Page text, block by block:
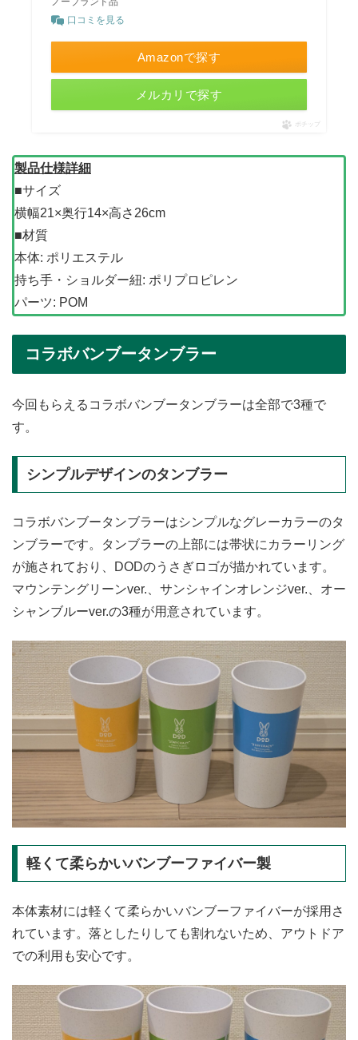
口コミを見る
Amazonで探す
メルカリで探す
ポチップ
製品仕様詳細
■サイズ
横幅21×奥行14×高さ26cm
■材質
本体: ポリエステル
持ち手・ショルダー紐: ポリプロピレン
パーツ: POM
コラボバンブータンブラー
今回もらえるコラボバンブータンブラーは全部で3種で
す。
シンプルデザインのタンブラー
コラボバンブータンブラーはシンプルなグレーカラーのタ
ンブラーです。タンブラーの上部には帯状にカラーリング
が施されており、DODのうさぎロゴが描かれています。
マウンテングリーンver.、サンシャインオレンジver.、オー
シャンブルーver.の3種が用意されています。
軽くて柔らかいバンブーファイバー製
本体素材には軽くて柔らかいバンブーファイバーが採用さ
れています。落としたりしても割れないため、アウトドア
での利用も安心です。